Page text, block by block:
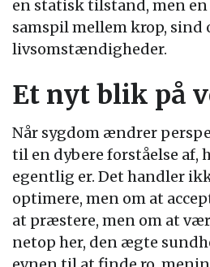
en statisk tilstand, men
samspil mellem krop, sind
livsomstændigheder.
Et nyt blik på
Når sygdom ændrer
til en dybere forståelse af,
egentlig er. Det handler
optimere, men om at
at præstere, men om at
netop her, den ægte